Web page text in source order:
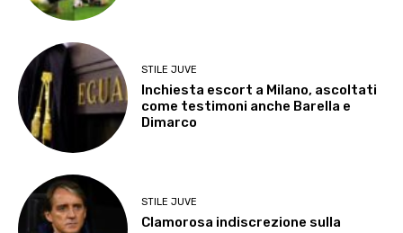
STILE JUVE
Inchiesta escort a Milano, ascoltati
come testimoni anche Barella e
Dimarco
STILE JUVE
Clamorosa indiscrezione sulla